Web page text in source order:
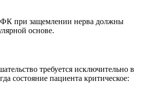
при защемлении нерва должны
основе.
требуется исключительно в
состояние пациента критическое: